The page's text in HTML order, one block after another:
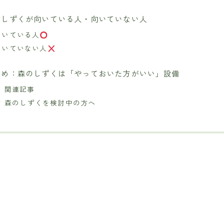
ずくが向いている人・向いていない人
ている人
ていない人
：森のしずくは「やっておいた方がいい」設備
連記事
森のしずくを検討中の方へ